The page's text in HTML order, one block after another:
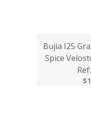
Bujia I25
Spice